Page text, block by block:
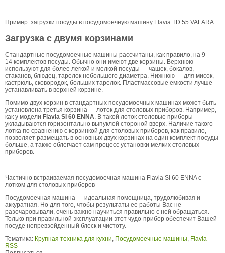
Пример: загрузки посуды в посудомоечную машину Flavia TD 55 VALARA
Загрузка с двумя корзинами
Стандартные посудомоечные машины рассчитаны, как правило, на 9 —
14 комплектов посуды. Обычно они имеют две корзины. Верхнюю
используют для более легкой и мелкой посуды — чашек, бокалов,
стаканов, блюдец, тарелок небольшого диаметра. Нижнюю — для мисок,
кастрюль, сковородок, больших тарелок. Пластмассовые емкости лучше
устанавливать в верхней корзине.
Помимо двух корзин в стандартных посудомоечных машинах может быть
установлена третья корзина — лоток для столовых приборов. Например,
как у модели Flavia SI 60 ENNA . В такой лоток столовые приборы
укладываются горизонтально выпуклой стороной вверх. Наличие такого
лотка по сравнению с корзинкой для столовых приборов, как правило,
позволяет размещать в основных двух корзинах на один комплект посуды
больше, а также облегчает сам процесс установки мелких столовых
приборов.
Частично встраиваемая посудомоечная машина Flavia SI 60 ENNA с
лотком для столовых приборов
Посудомоечная машина — идеальная помощница, трудолюбивая и
аккуратная. Но для того, чтобы результаты ее работы Вас не
разочаровывали, очень важно научиться правильно с ней обращаться.
Только при правильной эксплуатации этот чудо-прибор обеспечит Вашей
посуде непревзойденный блеск и чистоту.
Тематика: Крупная техника для кухни Посудомоечные машины Flavia
RSS